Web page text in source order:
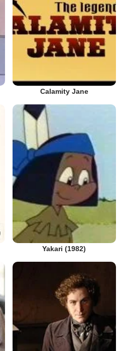
Calamity Jane
Yakari (1982)